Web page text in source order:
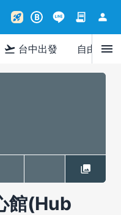
rocket_launch B contract person
flight_takeoff 台中出發 自由行menu
館(Hub